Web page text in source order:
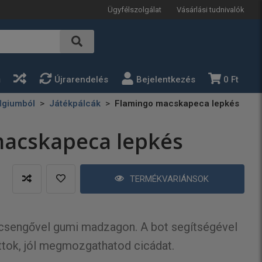
Ügyfélszolgálat Vásárlási tudnivalók
Újrarendelés Bejelentkezés 0 Ft
Játékpálcák Flamingo macskapeca lepkés
lepkés
TERMÉKVARIÁNSOK
gumi madzagon. A bot segítségével
jól megmozgathatod cicádat.